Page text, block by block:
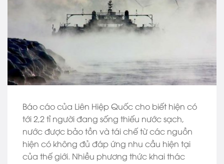
Báo cáo của Liên Hiệp Quốc cho biết hiện có
tới 2,2 tỉ người đang sống thiếu nước sạch,
nước được bảo tồn và tái chế từ các nguồn
hiện có không đủ đáp ứng nhu cầu hiện tại
của thế giới. Nhiều phương thức khai thác